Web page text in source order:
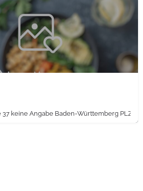
keine Angabe Baden-Württemberg PLZ